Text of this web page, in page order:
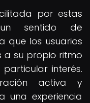
por estas
sentido de
que los usuarios
a su propio ritmo
interés.
activa y
una experiencia